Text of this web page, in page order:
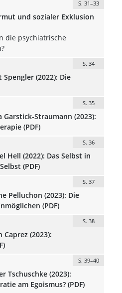
S. 31–33
und sozialer Exklusion
die psychiatrische
S. 34
(2022): Die
S. 35
Garstick-Straumann (2023):
(PDF)
S. 36
Hell (2022): Das Selbst in
(PDF)
S. 37
Pelluchon (2023): Die
(PDF)
S. 38
(2023):
S. 39–40
Tschuschke (2023):
am Egoismus? (PDF)